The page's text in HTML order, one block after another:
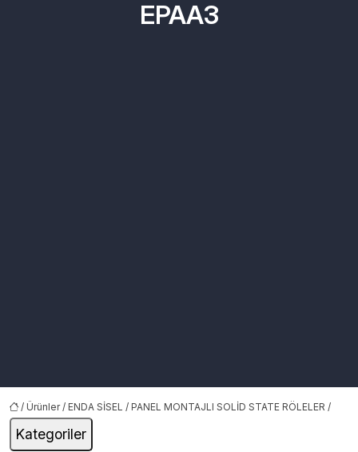
EPAA3
/ Ürünler/ ENDA SİSEL / PANEL MONTAJLI SOLİD STATE RÖLELER /
Kategoriler